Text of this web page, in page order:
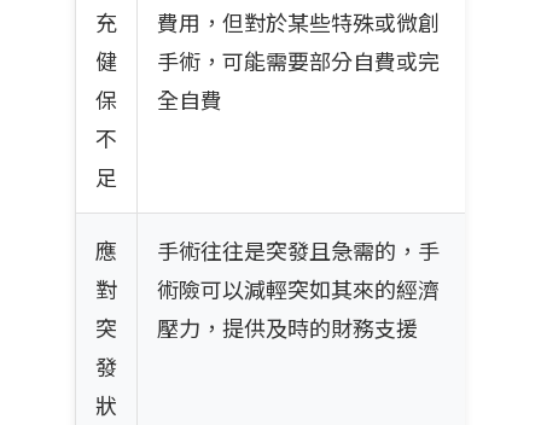
充
健
保
不
足
費用，但對於某些特殊或微創
手術，可能需要部分自費或完
全自費
應
對
突
發
狀
手術往往是突發且急需的，手
術險可以減輕突如其來的經濟
壓力，提供及時的財務支援